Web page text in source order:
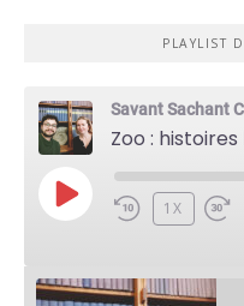
PLAYLIST
Savant Sachant
PLAY
EPISODE
1X